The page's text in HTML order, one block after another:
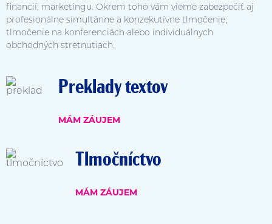
financií, marketingu. Okrem toho vám vieme zabezpečiť aj
profesionálne simultánne a konzekutívne tlmočenie,
tlmočenie na konferenciách alebo individuálnych
obchodných stretnutiach.
Preklady textov
MÁM ZÁUJEM
Tlmočníctvo
MÁM ZÁUJEM